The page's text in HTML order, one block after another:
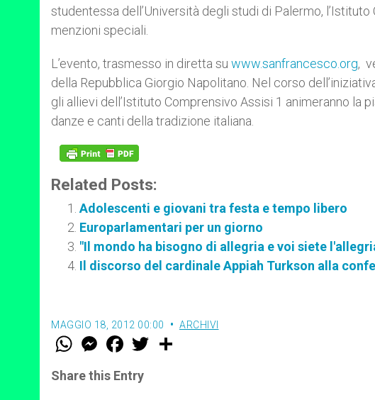
studentessa dell’Università degli studi di Palermo,
menzioni speciali.
L’evento, trasmesso in diretta su www.sanfrancesco.org,
della Repubblica Giorgio Napolitano. Nel corso
gli allievi dell’Istituto Comprensivo Assisi 1 animeranno la
danze e canti della tradizione italiana.
Related Posts:
Adolescenti e giovani tra festa e tempo libero
Europarlamentari per un giorno
"Il mondo ha bisogno di allegria e voi siete
Il discorso del cardinale Appiah Turkson alla
MAGGIO 18, 2012 00:00 ARCHIVI
W
t
s
M
e
s
e
F
a
e
b
w
Share this Entry